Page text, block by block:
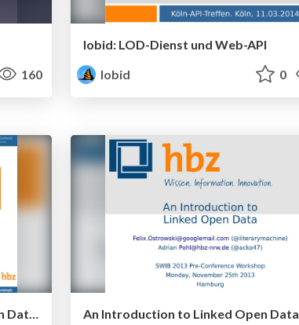
160
lobid: LOD-Dienst und Web-API
lobid
0
An Introduction to Linked Open Data